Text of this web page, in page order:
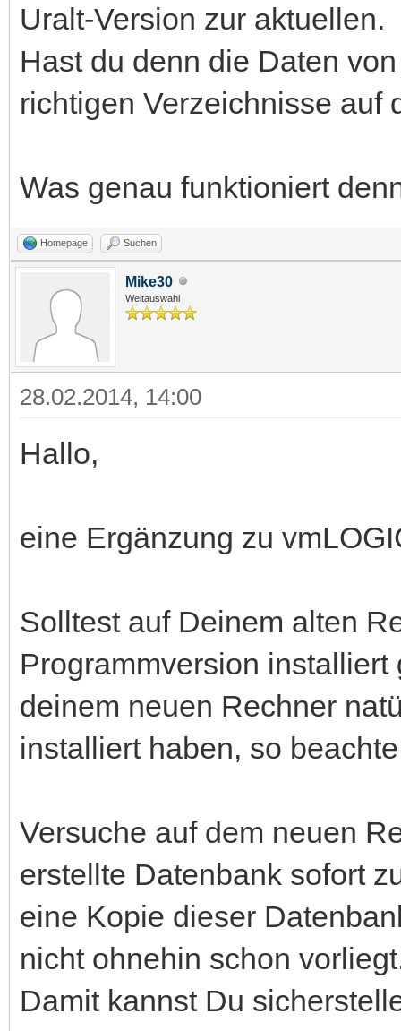
Uralt-Version zur aktuellen.
Hast du denn die Daten
richtigen Verzeichnisse auf
Was genau funktioniert
Homepage Suchen
Mike30
Weltauswahl
28.02.2014, 14:00
Hallo,
eine Ergänzung zu
Solltest auf Deinem alten
Programmversion
deinem neuen Rechner
installiert haben, so
Versuche auf dem neuen
erstellte Datenbank sofort
eine Kopie dieser
nicht ohnehin schon
Damit kannst Du